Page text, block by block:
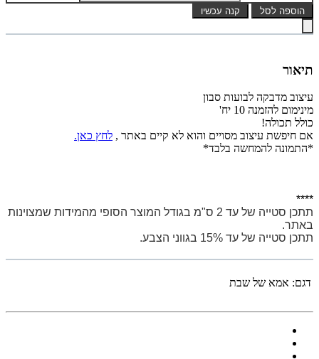
הוספה לסל קנה עכשיו
תיאור
עיצוב מדבקה לבועות סבון
מינימום להזמנה 10 יח'
כולל תכולה!
אם חיפשת עיצוב מסויים והוא לא קיים באתר , לחץ כאן.
*התמונה להמחשה בלבד*
****
תתכן סטייה של עד 2 ס"מ בגודל המוצר הסופי מהמידות שמצוינות
באתר.
תתכן סטייה של עד 15% בגווני הצבע.
דגם: אמא של שבת